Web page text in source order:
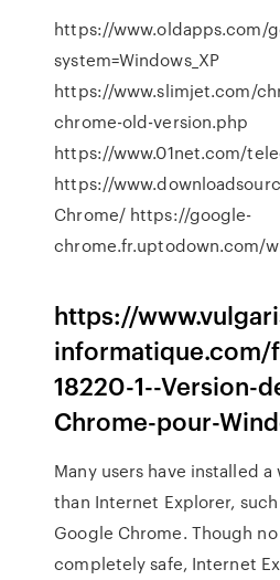
https://www.oldapps.com/
system=Windows_XP
https://www.slimjet.com/
chrome-old-version.php
https://www.01net.com/
https://
Chrome/ https://google-
chrome.fr.uptodown.com/
https://
informatique.com/
18220-1--Version-
Chrome-pour-
Many users have installed
than Internet Explorer,
Google Chrome. Though
completely safe, Internet